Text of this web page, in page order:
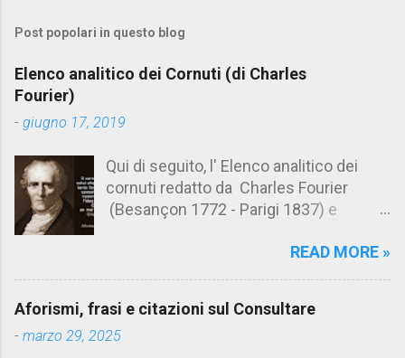
m
e
n
t
Post popolari in questo blog
Elenco analitico dei Cornuti (di Charles
Fourier)
- giugno 17, 2019
Qui di seguito, l' Elenco analitico dei
cornuti redatto da Charles Fourier
(Besançon 1772 - Parigi 1837) e
Aforismario trovi anche una raccolta di
cornuto pretenzioso: colui che ritiene
sua moglie tanto fortunata, per averlo
READ MORE »
Aforismi, frasi e citazioni sul Consultare
- marzo 29, 2025